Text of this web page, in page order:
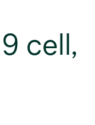
cell,